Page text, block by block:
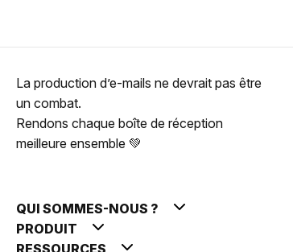
La production d’e-mails ne devrait pas être
un combat.
Rendons chaque boîte de réception
meilleure ensemble 💚
QUI SOMMES-NOUS ?
PRODUIT
RESSOURCES